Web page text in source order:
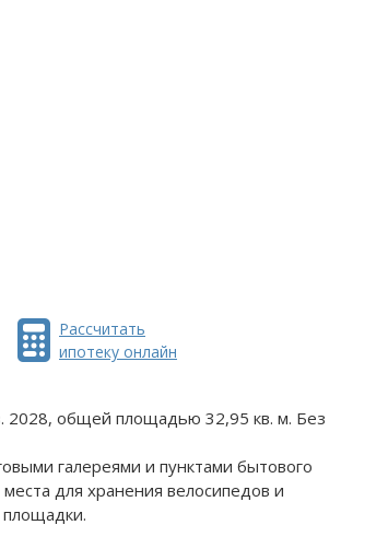
Рассчитать
ипотеку онлайн
2028, общей площадью 32,95 кв. м. Без
галереями и пунктами бытового
для хранения велосипедов и